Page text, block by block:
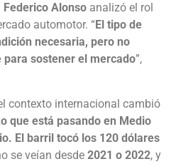
Federico Alonso analizó el rol
automotor. “El tipo de
necesaria, pero no
sostener el mercado”,
contexto internacional cambió
que está pasando en Medio
El barril tocó los 120 dólares
se veían desde 2021 o 2022, y